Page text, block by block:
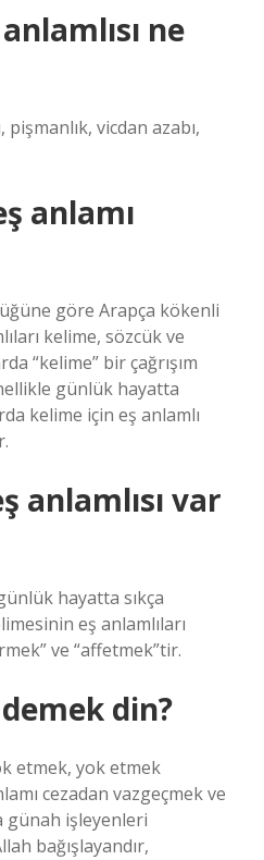
ne
vicdan azabı,
anlamı
göre Arapça kökenli
kelime, sözcük ve
“kelime” bir çağrışım
günlük hayatta
kelime için eş anlamlı
anlamlısı var
hayatta sıkça
eş anlamlıları
ve “affetmek”tir.
din?
etmek, yok etmek
cezadan vazgeçmek ve
günah işleyenleri
bağışlayandır,